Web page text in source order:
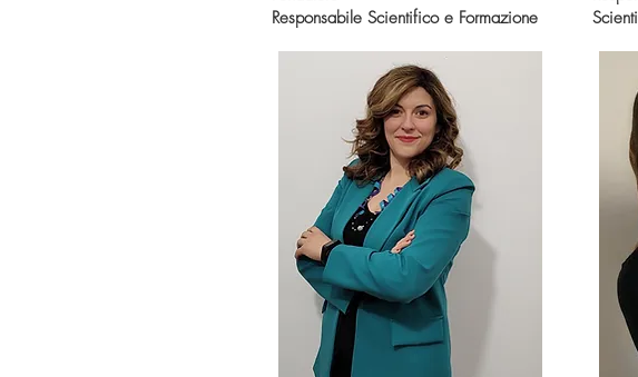
Responsabile Scientifico e Formazione